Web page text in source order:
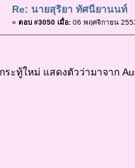
Re: นายสุริยา ทัศนียานนท์
« ตอบ #3050 เมื่อ:06 พฤศจิกายน
ระทู้ใหม่ แสดงตัวว่ามาจาก